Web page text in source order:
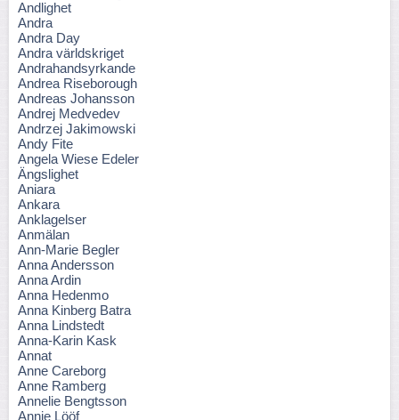
Andlighet
Andra
Andra Day
Andra världskriget
Andrahandsyrkande
Andrea Riseborough
Andreas Johansson
Andrej Medvedev
Andrzej Jakimowski
Andy Fite
Angela Wiese Edeler
Ängslighet
Aniara
Ankara
Anklagelser
Anmälan
Ann-Marie Begler
Anna Andersson
Anna Ardin
Anna Hedenmo
Anna Kinberg Batra
Anna Lindstedt
Anna-Karin Kask
Annat
Anne Careborg
Anne Ramberg
Annelie Bengtsson
Annie Lööf